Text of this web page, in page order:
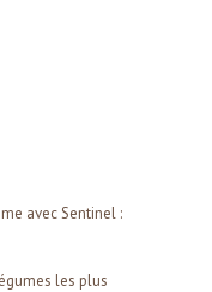
avec Sentinel :
les plus